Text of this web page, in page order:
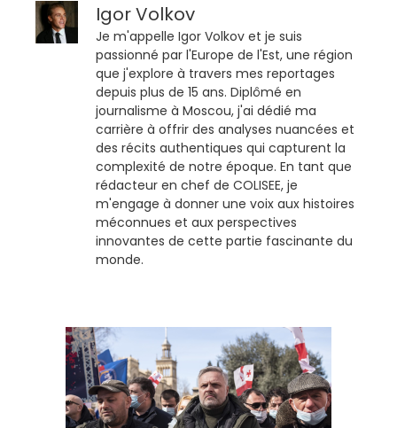
Igor Volkov
Je m'appelle Igor Volkov et je suis
passionné par l'Europe de l'Est, une région
que j'explore à travers mes reportages
depuis plus de 15 ans. Diplômé en
journalisme à Moscou, j'ai dédié ma
carrière à offrir des analyses nuancées et
des récits authentiques qui capturent la
complexité de notre époque. En tant que
rédacteur en chef de COLISEE, je
m'engage à donner une voix aux histoires
méconnues et aux perspectives
innovantes de cette partie fascinante du
monde.